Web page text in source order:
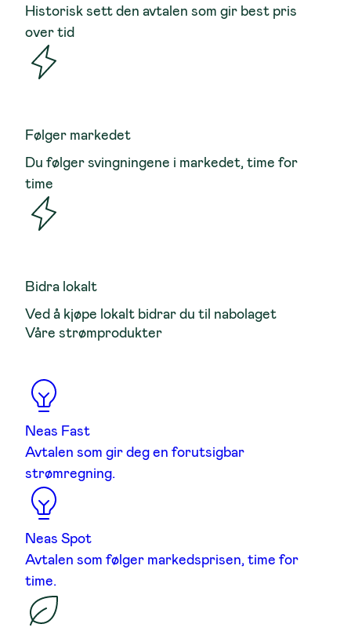
Historisk sett den avtalen som gir best pris
over tid
Følger markedet
Du følger svingningene i markedet, time for
time
Bidra lokalt
Ved å kjøpe lokalt bidrar du til nabolaget
Våre strømprodukter
Neas Fast
Avtalen som gir deg en forutsigbar
strømregning.
Neas Spot
Avtalen som følger markedsprisen, time for
time.